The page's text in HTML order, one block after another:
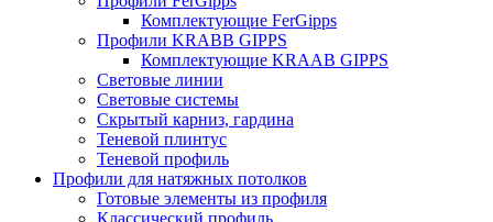
Комплектующие FerGipps
Профили KRABB GIPPS
Комплектующие KRAAB GIPPS
Световые линии
Световые системы
Скрытый карниз, гардина
Теневой плинтус
Теневой профиль
Профили для натяжных потолков
Готовые элементы из профиля
Классический профиль